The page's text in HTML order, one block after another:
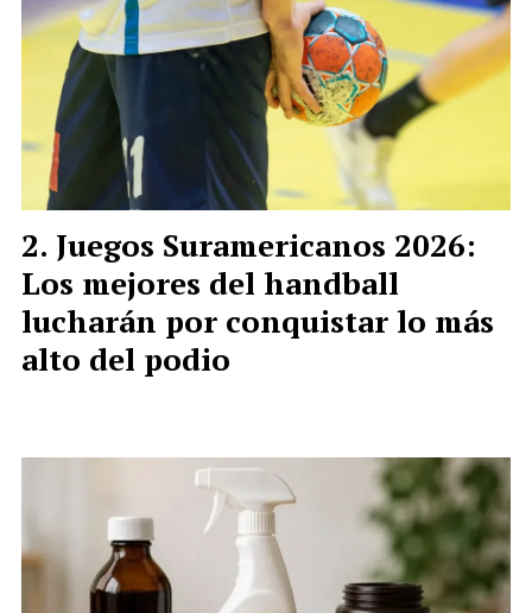
Juegos Suramericanos 2026:
Los mejores del handball
lucharán por conquistar lo más
alto del podio